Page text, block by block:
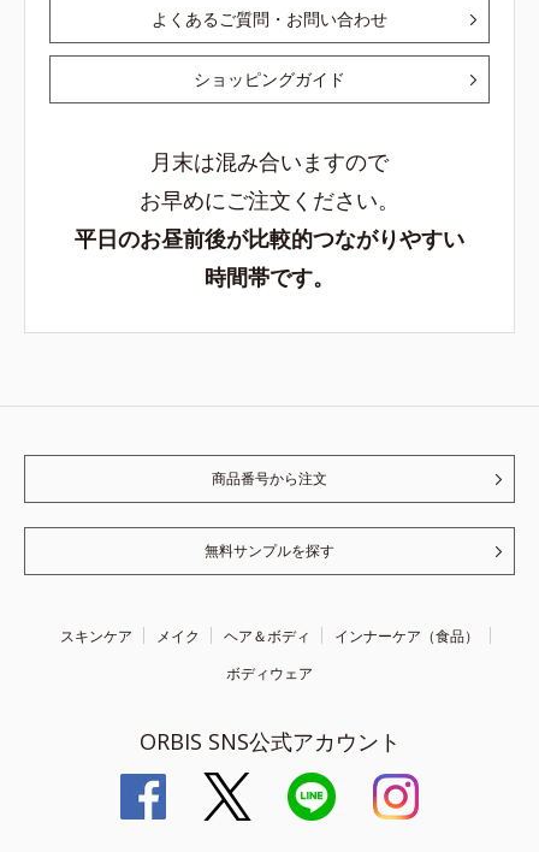
よくあるご質問・お問い合わせ
ショッピングガイド
月末は混み合いますので
お早めにご注文ください。
平日のお昼前後が比較的つながりやすい
時間帯です。
商品番号から注文
無料サンプルを探す
スキンケア メイク ヘア＆ボディ
インナーケア（食品）
ボディウェア
ORBIS SNS公式アカウント